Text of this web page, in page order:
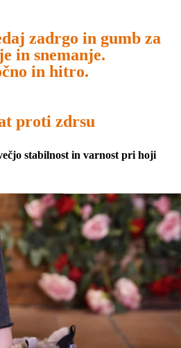
zadrgo in gumb za
in snemanje.
in hitro.
proti zdrsu
stabilnost in varnost pri hoji